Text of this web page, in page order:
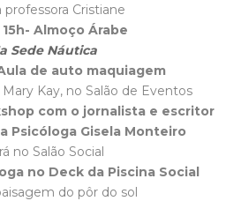
professora Cristiane
15h- Almoço Árabe
Sede Náutica
de auto maquiagem
Kay, no Salão de Eventos
com o jornalista e escritor
Psicóloga Gisela Monteiro
no Salão Social
no Deck da Piscina Social
do pôr do sol